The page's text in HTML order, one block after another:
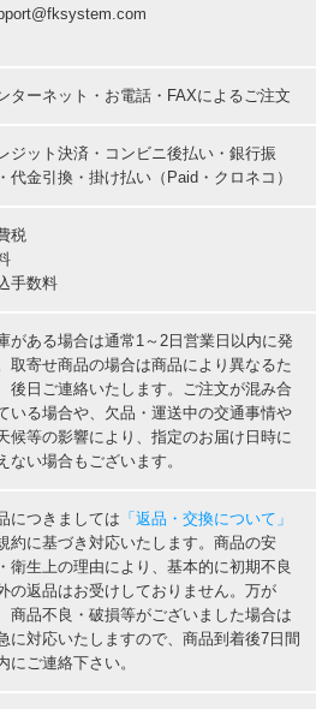
ターネット・お電話・FAXによるご注文
ジット決済・コンビニ後払い・銀行振
代金引換・掛け払い（Paid・クロネコ）
税
手数料
がある場合は通常1～2日営業日以内に発
取寄せ商品の場合は商品により異なるた
後日ご連絡いたします。ご注文が混み合
いる場合や、欠品・運送中の交通事情や
候等の影響により、指定のお届け日時に
ない場合もございます。
につきましては 「返品・交換について」
約に基づき対応いたします。商品の安
衛生上の理由により、基本的に初期不良
の返品はお受けしておりません。万が
商品不良・破損等がございました場合は
に対応いたしますので、商品到着後7日間
にご連絡下さい。